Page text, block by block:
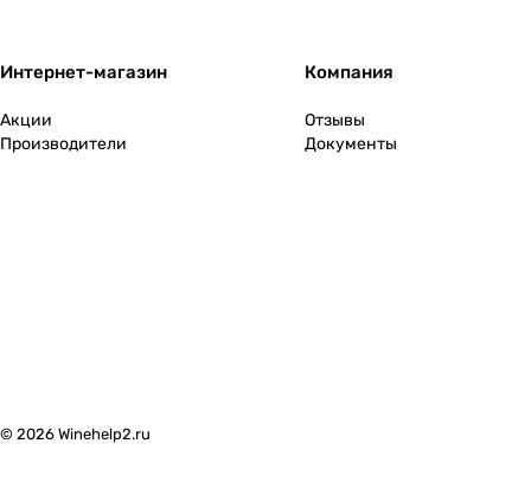
Черногория
Южная Осетия
Интернет-магазин
Акции
Производители
Компания
Отзывы
Документы
© 2026 Winehelp2.ru